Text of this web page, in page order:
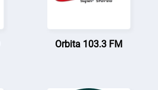
Orbita 103.3 FM